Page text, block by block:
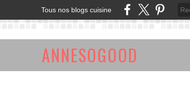
Tous nos blogs cuisine
ANNESOGOOD